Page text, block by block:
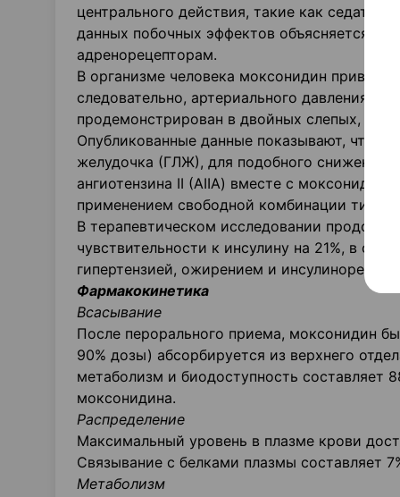
центрального действия, такие как
данных побочных эффектов объясняется
адренорецепторам.
В организме человека моксонидин
следовательно, артериального давления.
продемонстрирован в двойных слепых,
Опубликованные данные показывают, что у
желудочка (ГЛЖ), для подобного снижения
ангиотензина II (АIIА) вместе с
применением свободной комбинации
В терапевтическом исследовании
чувствительности к инсулину на 21%, в
гипертензией, ожирением и
Фармакокинетика
Всасывание
После перорального приема, моксонидин
90% дозы) абсорбируется из верхнего
метаболизм и биодоступность составляет
моксонидина.
Распределение
Максимальный уровень в плазме крови
Связывание с белками плазмы составляет
Метаболизм